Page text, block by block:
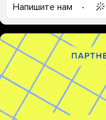
Напишите нам